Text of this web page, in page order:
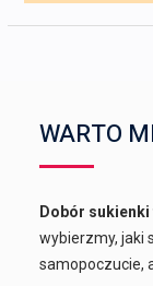
WARTO
Dobór
wybierzmy, jaki
samopoczucie,